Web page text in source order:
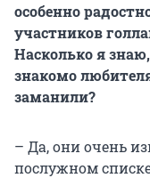
особенно
участников
Насколько я
знакомо
заманили?
– Да, они очень
послужном